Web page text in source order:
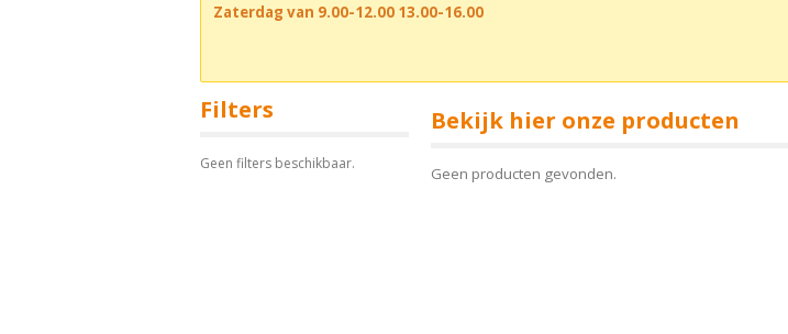
Zaterdag van 9.00-12.00 13.00-16.00
Filters
Geen filters beschikbaar.
Bekijk hier onze producten
Geen producten gevonden.